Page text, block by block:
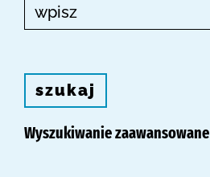
szukaj
Wyszukiwanie zaawansowane